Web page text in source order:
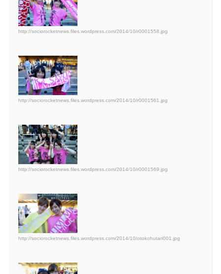
http://sociorocketnews.files.wordpress.com/2014/10/r0001558.jpg
http://sociorocketnews.files.wordpress.com/2014/10/r0001561.jpg
http://sociorocketnews.files.wordpress.com/2014/10/r0001569.jpg
http://sociorocketnews.files.wordpress.com/2014/10/otokohutari001.jpg